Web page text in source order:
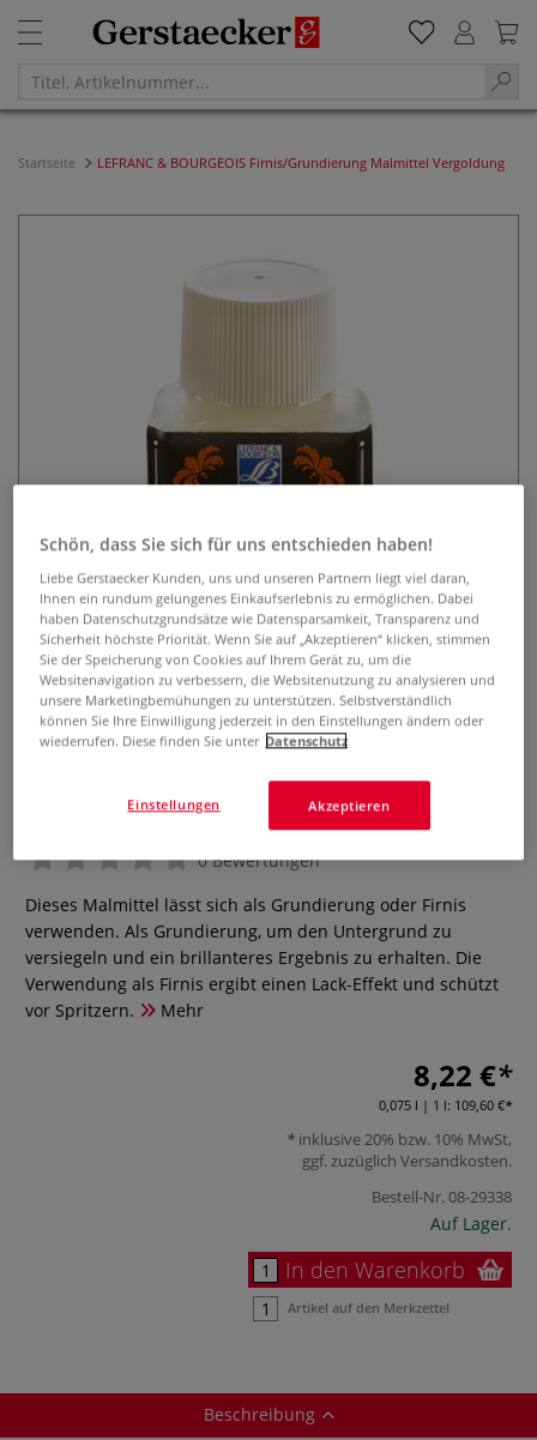
Startseite LEFRANC & BOURGEOIS Firnis/Grundierung Malmittel Vergoldung
LEFRANC & BOURGEOIS
Firnis/Grundierung Malmittel
Vergoldung
0 Bewertungen
Dieses Malmittel lässt sich als Grundierung oder Firnis
verwenden. Als Grundierung, um den Untergrund zu
versiegeln und ein brillanteres Ergebnis zu erhalten. Die
Verwendung als Firnis ergibt einen Lack-Effekt und schützt
vor Spritzern.
Mehr
8,22 €
0,075 l | 1 l: 109,60 €
inklusive 20% bzw. 10% MwSt,
ggf. zuzüglich Versandkosten.
Bestell-Nr.08-29338
Auf Lager.
In den Warenkorb
Artikel auf den Merkzettel
Beschreibung
Schön, dass Sie sich für uns entschieden haben!
Liebe Gerstaecker Kunden, uns und unseren Partnern liegt viel daran,
Ihnen ein rundum gelungenes Einkaufserlebnis zu ermöglichen. Dabei
haben Datenschutzgrundsätze wie Datensparsamkeit, Transparenz und
Sicherheit höchste Priorität. Wenn Sie auf „Akzeptieren“ klicken, stimmen
Sie der Speicherung von Cookies auf Ihrem Gerät zu, um die
Websitenavigation zu verbessern, die Websitenutzung zu analysieren und
unsere Marketingbemühungen zu unterstützen. Selbstverständlich
können Sie Ihre Einwilligung jederzeit in den Einstellungen ändern oder
wiederrufen. Diese finden Sie unter Datenschutz
Akzeptieren
Einstellungen